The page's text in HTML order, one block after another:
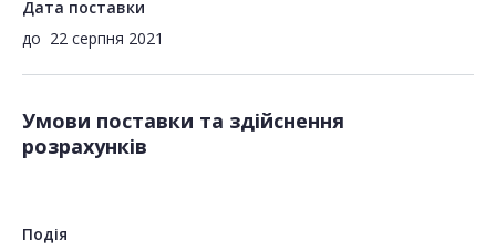
Дата поставки
до 22 серпня 2021
Умови поставки та здійснення
розрахунків
Подія